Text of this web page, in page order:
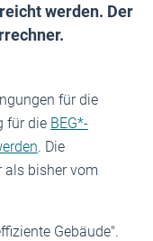
werden. Der
für die
für die BEG*-
. Die
als bisher vom
Gebäude".